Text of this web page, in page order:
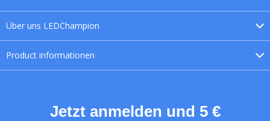
Über uns LEDChampion
Product informationen
Jetzt anmelden und 5 €